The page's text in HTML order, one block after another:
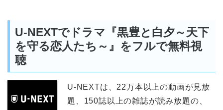
U-NEXTでドラマ『黒豊と白夕～天下
を守る恋人たち～』をフルで無料視
聴
U-NEXTは、22万本以上の動画が見放
題、150誌以上の雑誌が読み放題の、